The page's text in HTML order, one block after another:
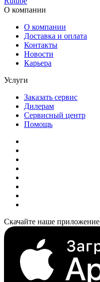
О компании
О компании
Доставка и оплата
Контакты
Новости
Карьера
Услуги
Заказать сервис
Дилерам
Сервисный центр
Помощь
Скачайте наше приложение